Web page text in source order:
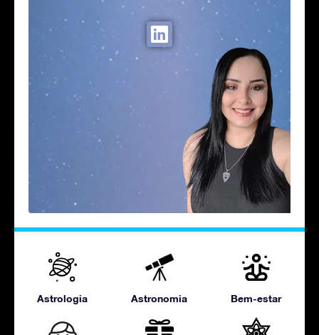
Astrologia Astronomia Bem-estar